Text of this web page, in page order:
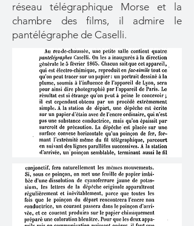
réseau télégraphique Morse et la
chambre des films, il admire le
pantélégraphe de Caselli.